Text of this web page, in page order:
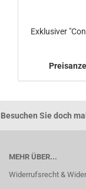
Exklusiver
Besuchen Sie doch
MEHR ÜBER...
Widerrufsrecht &